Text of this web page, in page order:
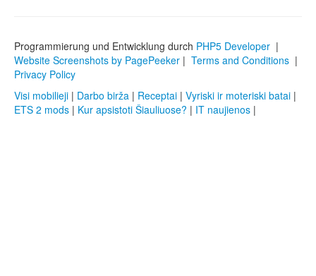
Programmierung und Entwicklung durch PHP5 Developer |
Website Screenshots by PagePeeker | Terms and Conditions |
Privacy Policy
Visi mobilieji | Darbo birža | Receptai | Vyriski ir moteriski batai |
ETS 2 mods | Kur apsistoti Šiauliuose? | IT naujienos |